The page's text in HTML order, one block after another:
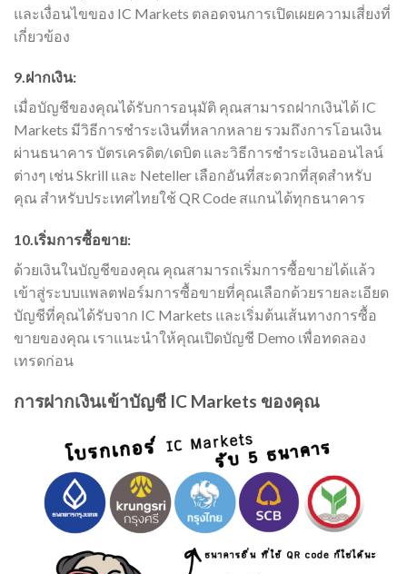
และเงื่อนไขของ IC Markets ตลอดจนการเปิดเผยความเสี่ยงที่
เกี่ยวข้อง
9.ฝากเงิน:
เมื่อบัญชีของคุณได้รับการอนุมัติ คุณสามารถฝากเงินได้ IC
Markets มีวิธีการชำระเงินที่หลากหลาย รวมถึงการโอนเงิน
ผ่านธนาคาร บัตรเครดิต/เดบิต และวิธีการชำระเงินออนไลน์
ต่างๆ เช่น Skrill และ Neteller เลือกอันที่สะดวกที่สุดสำหรับ
คุณ สำหรับประเทศไทยใช้ QR Code สแกนได้ทุกธนาคาร
10.เริ่มการซื้อขาย:
ด้วยเงินในบัญชีของคุณ คุณสามารถเริ่มการซื้อขายได้แล้ว
เข้าสู่ระบบแพลตฟอร์มการซื้อขายที่คุณเลือกด้วยรายละเอียด
บัญชีที่คุณได้รับจาก IC Markets และเริ่มต้นเส้นทางการซื้อ
ขายของคุณ เราแนะนำให้คุณเปิดบัญชี Demo เพื่อทดลอง
เทรดก่อน
การฝากเงินเข้าบัญชี IC Markets ของคุณ